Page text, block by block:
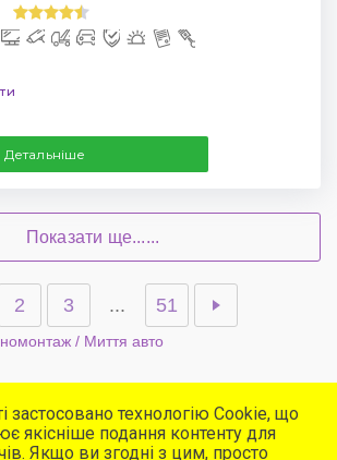
Детальніше
Показати ще......
2 3 ... 51
/ Миття авто
Популярні сервіси
СТО
застосовано технологію Cookie, що
якісніше подання контенту для
Якщо ви згодні з цим, просто